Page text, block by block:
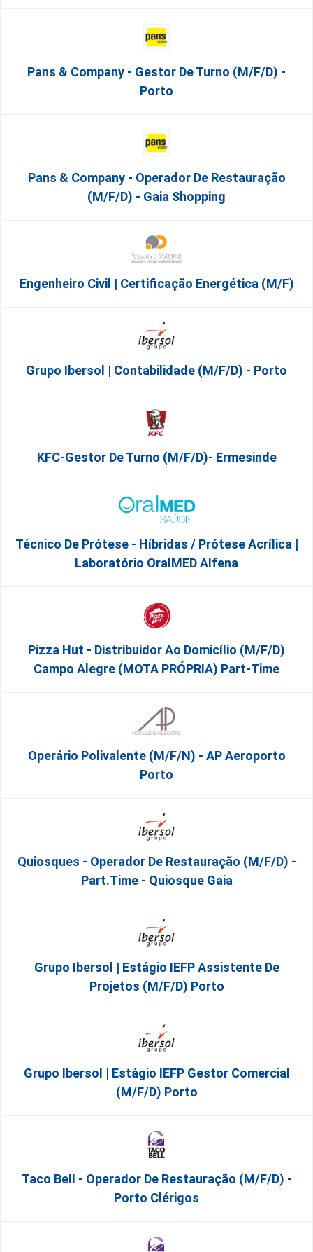
Pans & Company - Gestor De Turno (m/f/d) -
Porto
Pans & Company - Operador De Restauração
(m/f/d) - Gaia Shopping
Engenheiro Civil | Certificação Energética (m/f)
Grupo Ibersol | Contabilidade (m/f/d) - Porto
KFC-Gestor De Turno (m/f/d)- Ermesinde
Técnico De Prótese - Híbridas / Prótese Acrílica |
Laboratório OralMED Alfena
Pizza Hut - Distribuidor Ao Domicílio (m/f/d)
Campo Alegre (MOTA PRÓPRIA) Part-Time
Operário Polivalente (m/f/n) - AP Aeroporto
Porto
Quiosques - Operador De Restauração (m/f/d) -
Part.time - Quiosque Gaia
Grupo Ibersol | Estágio IEFP Assistente De
Projetos (m/f/d) Porto
Grupo Ibersol | Estágio IEFP Gestor Comercial
(m/f/d) Porto
Taco Bell - Operador De Restauração (m/f/d) -
Porto Clérigos